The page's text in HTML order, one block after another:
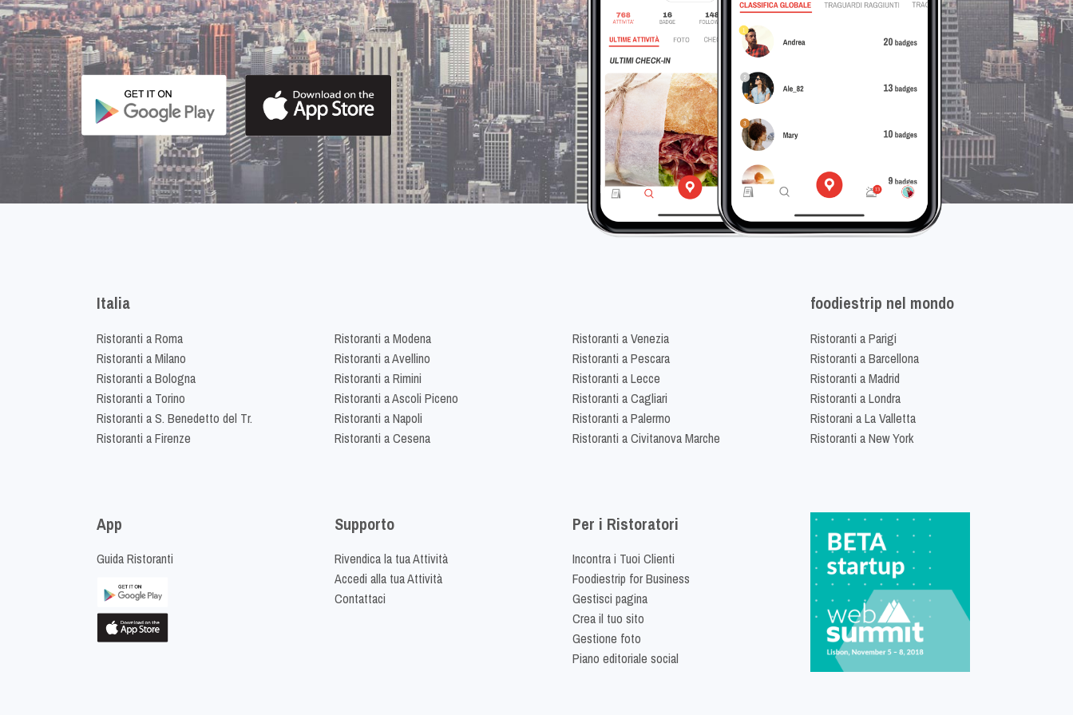
Italia
Ristoranti a Roma
Ristoranti a Milano
Ristoranti a Bologna
Ristoranti a Torino
Ristoranti a S. Benedetto del Tr.
Ristoranti a Firenze
Ristoranti a Modena
Ristoranti a Avellino
Ristoranti a Rimini
Ristoranti a Ascoli Piceno
Ristoranti a Napoli
Ristoranti a Cesena
Ristoranti a Venezia
Ristoranti a Pescara
Ristoranti a Lecce
Ristoranti a Cagliari
Ristoranti a Palermo
Ristoranti a Civitanova Marche
foodiestrip nel mondo
Ristoranti a Parigi
Ristoranti a Barcellona
Ristoranti a Madrid
Ristoranti a Londra
Ristorani a La Valletta
Ristoranti a New York
App
Guida Ristoranti
Supporto
Rivendica la tua Attività
Accedi alla tua Attività
Contattaci
Per i Ristoratori
Incontra i Tuoi Clienti
Foodiestrip for Business
Gestisci pagina
Crea il tuo sito
Gestione foto
Piano editoriale social